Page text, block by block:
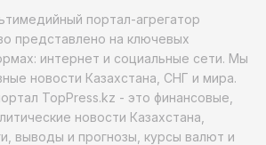
портал-агрегатор
представлено на ключевых
интернет и социальные сети. Мы
новости Казахстана, СНГ и мира.
TopPress.kz - это финансовые,
новости Казахстана,
выводы и прогнозы, курсы валют и